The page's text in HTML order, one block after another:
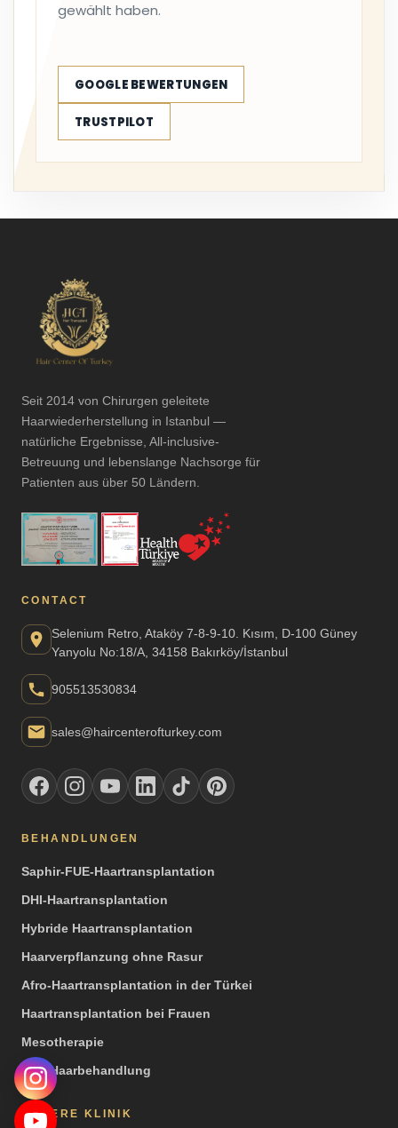
gewählt haben.
GOOGLE BEWERTUNGEN
TRUSTPILOT
Seit 2014 von Chirurgen geleitete
Haarwiederherstellung in Istanbul —
natürliche Ergebnisse, All-inclusive-
Betreuung und lebenslange Nachsorge für
Patienten aus über 50 Ländern.
CONTACT
Selenium Retro, Ataköy 7-8-9-10. Kısım, D-100 Güney
Yanyolu No:18/A, 34158 Bakırköy/İstanbul
905513530834
sales@haircenterofturkey.com
BEHANDLUNGEN
Saphir-FUE-Haartransplantation
DHI-Haartransplantation
Hybride Haartransplantation
Haarverpflanzung ohne Rasur
Afro-Haartransplantation in der Türkei
Haartransplantation bei Frauen
Mesotherapie
PRP Haarbehandlung
UNSERE KLINIK